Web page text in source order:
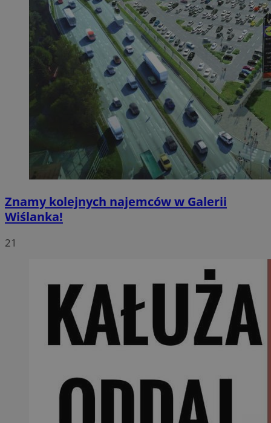
Znamy kolejnych najemców w Galerii
Wiślanka!
21